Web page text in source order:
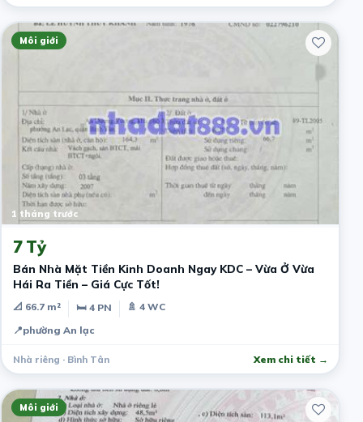
Môi giới
1 tháng trước
7 Tỷ
Bán Nhà Mặt Tiền Kinh Doanh Ngay KDC – Vừa Ở Vừa
Hái Ra Tiền – Giá Cực Tốt!
📐 66.7 m² 🛏 4 PN
🚿 4 WC
📍phường An lạc
Nhà riêng · Bình Tân Xem chi tiết →
Môi giới